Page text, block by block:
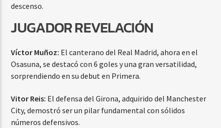
descenso.
JUGADOR REVELACIÓN
Víctor Muñoz: El canterano del Real Madrid, ahora en el
Osasuna, se destacó con 6 goles y una gran versatilidad,
sorprendiendo en su debut en Primera.
Vitor Reis: El defensa del Girona, adquirido del Manchester
City, demostró ser un pilar fundamental con sólidos
números defensivos.